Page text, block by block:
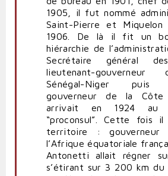
1905, il fut nommé
Saint-Pierre et
1906. De là il fit un
hiérarchie de
Secrétaire général
lieutenant-
Sénégal-Niger puis
gouverneur de la Côte
arrivait en 1924 au
“proconsul”. Cette fois il
territoire : gouverneur
l’Afrique équatoriale
Antonetti allait régner
s’étirant sur 3 200 km du